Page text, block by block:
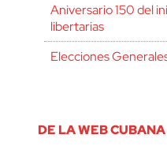
Aniversario 150 del
libertarias
Elecciones
DE LA WEB CUBANA